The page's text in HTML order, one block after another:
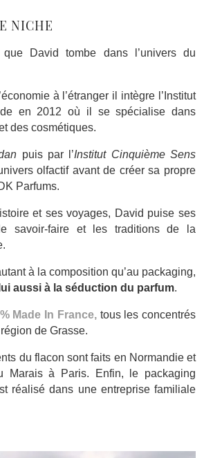
NICHE
que David tombe dans l’univers du
à l’étranger il intègre l’Institut
en 2012 où il se spécialise dans
des cosmétiques.
puis par l’Institut Cinquième Sens
olfactif avant de créer sa propre
Parfums.
et ses voyages, David puise ses
savoir-faire et les traditions de la
à la composition qu’au packaging,
aussi à la séduction du parfum.
Made In France,tous les concentrés
de Grasse.
du flacon sont faits en Normandie et
Marais à Paris. Enfin, le packaging
réalisé dans une entreprise familiale